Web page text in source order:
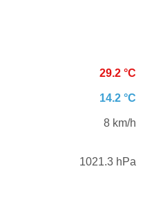
29.2 °C
14.2 °C
8 km/h
1021.3 hPa